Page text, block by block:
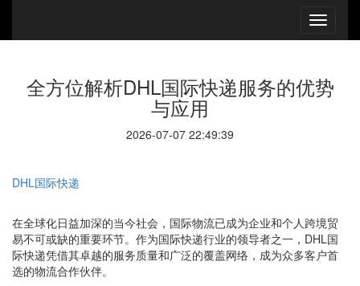
全方位解析DHL国际快递服务的优势
与应用
2026-07-07 22:49:39
DHL国际快递
在全球化日益加深的当今社会，国际物流已成为企业和个人跨境贸
易不可或缺的重要环节。作为国际快递行业的领导者之一，DHL国
际快递凭借其卓越的服务质量和广泛的覆盖网络，成为众多客户首
选的物流合作伙伴。